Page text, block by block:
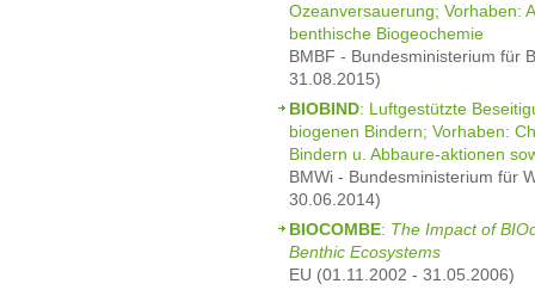
Ozeanversauerung; Vorhaben:
benthische Biogeochemie
BMBF - Bundesministerium für
31.08.2015)
BIOBIND: Luftgestützte
biogenen Bindern; Vorhaben:
Bindern u. Abbaure-aktionen
BMWi - Bundesministerium für
30.06.2014)
BIOCOMBE: The Impact of
Benthic Ecosystems
EU (01.11.2002 - 31.05.2006)